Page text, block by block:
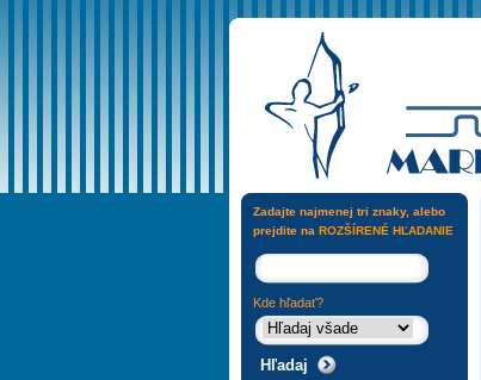
Zadajte najmenej tri znaky, alebo
prejdite na ROZŠÍRENÉ HĽADANIE
Kde hľadať?